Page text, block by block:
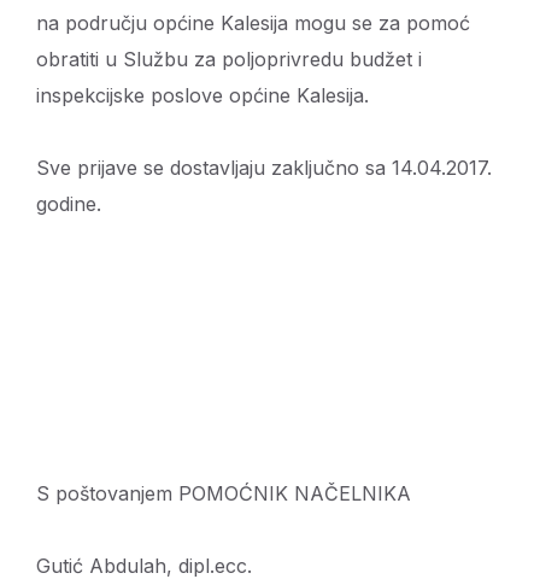
na području općine Kalesija mogu se za pomoć
obratiti u Službu za poljoprivredu budžet i
inspekcijske poslove općine Kalesija.
Sve prijave se dostavljaju zaključno sa 14.04.2017.
godine.
S poštovanjem POMOĆNIK NAČELNIKA
Gutić Abdulah, dipl.ecc.